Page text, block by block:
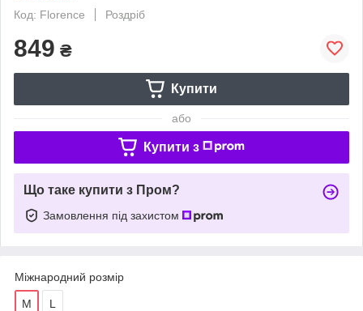
Код: Florence
Роздріб
849 ₴
Купити
або
Купити з
Що таке купити з Пром?
Замовлення під захистом
Міжнародний розмір
M L